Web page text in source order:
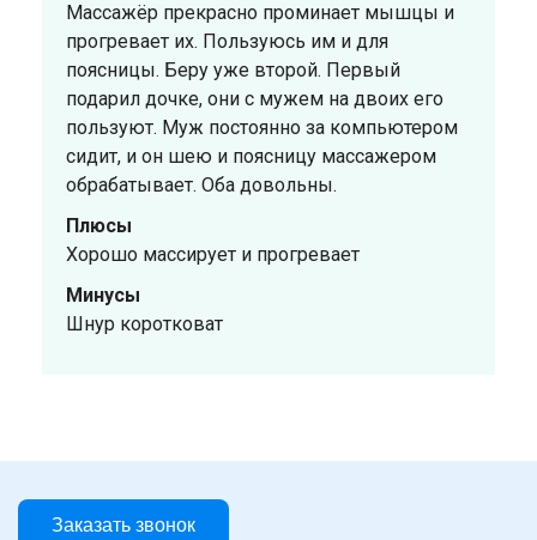
Массажёр прекрасно проминает мышцы и
прогревает их. Пользуюсь им и для
поясницы. Беру уже второй. Первый
подарил дочке, они с мужем на двоих его
пользуют. Муж постоянно за компьютером
сидит, и он шею и поясницу массажером
обрабатывает. Оба довольны.
Плюсы
Хорошо массирует и прогревает
Минусы
Шнур коротковат
Заказать звонок